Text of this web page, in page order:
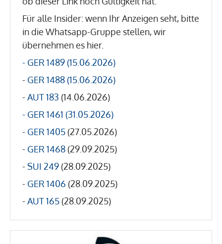
Für alle Insider: wenn Ihr Anzeigen seht, bitte
in die Whatsapp-Gruppe stellen, wir
übernehmen es hier.
- GER 1489 (15.06.2026)
- GER 1488 (15.06.2026)
-AUT 183 (14.06.2026)
- GER 1461 (31.05.2026)
- GER 1405 (27.05.2026)
- GER 1468 (29.09.2025)
-SUI 249 (28.09.2025)
- GER 1406 (28.09.2025)
-AUT 165 (28.09.2025)